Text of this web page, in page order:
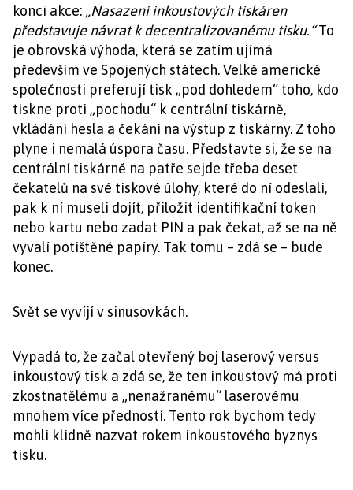
konci akce: „Nasazení inkoustových tiskáren
představuje návrat k decentralizovanému tisku.“To
je obrovská výhoda, která se zatím ujímá
především ve Spojených státech. Velké americké
společnosti preferují tisk „pod dohledem“ toho, kdo
tiskne proti „pochodu“ k centrální tiskárně,
vkládání hesla a čekání na výstup z tiskárny. Z toho
plyne i nemalá úspora času. Představte si, že se na
centrální tiskárně na patře sejde třeba deset
čekatelů na své tiskové úlohy, které do ní odeslali,
pak k ní museli dojít, přiložit identifikační token
nebo kartu nebo zadat PIN a pak čekat, až se na ně
vyvalí potištěné papíry. Tak tomu – zdá se – bude
konec.
Svět se vyvíjí v sinusovkách.
Vypadá to, že začal otevřený boj laserový versus
inkoustový tisk a zdá se, že ten inkoustový má proti
zkostnatělému a „nenažranému“ laserovému
mnohem více předností. Tento rok bychom tedy
mohli klidně nazvat rokem inkoustového byznys
tisku.